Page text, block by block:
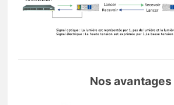
Nos avantages